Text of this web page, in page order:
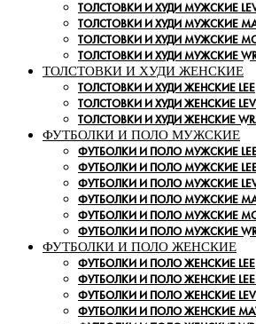
ТОЛСТОВКИ И ХУДИ МУЖСКИЕ
ТОЛСТОВКИ И ХУДИ МУЖСКИЕ
ТОЛСТОВКИ И ХУДИ МУЖСКИЕ
ТОЛСТОВКИ И ХУДИ МУЖСКИЕ
ТОЛСТОВКИ И ХУДИ ЖЕНСКИЕ
ТОЛСТОВКИ И ХУДИ ЖЕНСКИЕ LEE
ТОЛСТОВКИ И ХУДИ ЖЕНСКИЕ
ТОЛСТОВКИ И ХУДИ ЖЕНСКИЕ
ФУТБОЛКИ И ПОЛО МУЖСКИЕ
ФУТБОЛКИ И ПОЛО МУЖСКИЕ
ФУТБОЛКИ И ПОЛО МУЖСКИЕ LEE
ФУТБОЛКИ И ПОЛО МУЖСКИЕ
ФУТБОЛКИ И ПОЛО МУЖСКИЕ
ФУТБОЛКИ И ПОЛО МУЖСКИЕ
ФУТБОЛКИ И ПОЛО МУЖСКИЕ
ФУТБОЛКИ И ПОЛО ЖЕНСКИЕ
ФУТБОЛКИ И ПОЛО ЖЕНСКИЕ LEE
ФУТБОЛКИ И ПОЛО ЖЕНСКИЕ LEE
ФУТБОЛКИ И ПОЛО ЖЕНСКИЕ
ФУТБОЛКИ И ПОЛО ЖЕНСКИЕ